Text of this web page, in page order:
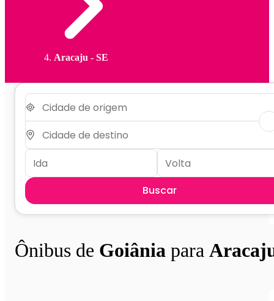
Aracaju - SE
Buscar
Ônibus de Goiânia para